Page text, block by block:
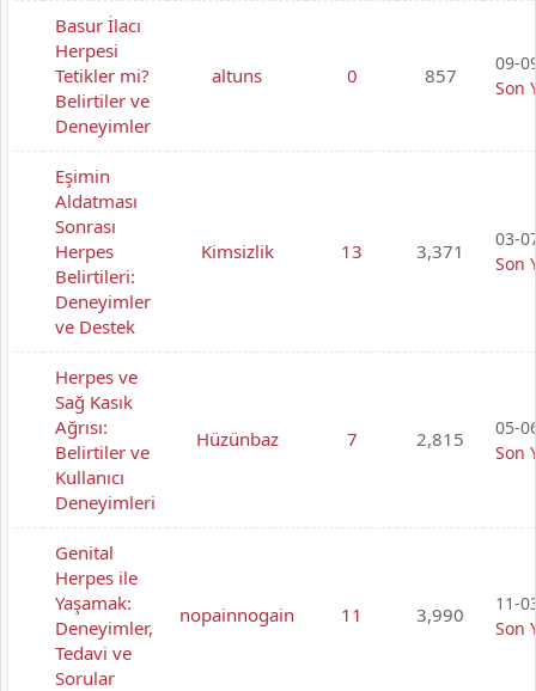
Basur İlacı
Herpesi
Tetikler mi?
Belirtiler ve
Deneyimler
altuns 0 857
09-
Son
Eşimin
Aldatması
Sonrası
Herpes
Belirtileri:
Deneyimler
ve Destek
Kimsizlik 13 3,371
03-
Son
Herpes ve
Sağ Kasık
Ağrısı:
Belirtiler ve
Kullanıcı
Deneyimleri
Hüzünbaz 7 2,815
05-
Son
Genital
Herpes ile
Yaşamak:
Deneyimler,
Tedavi ve
Sorular
nopainnogain 11 3,990
11-
Son